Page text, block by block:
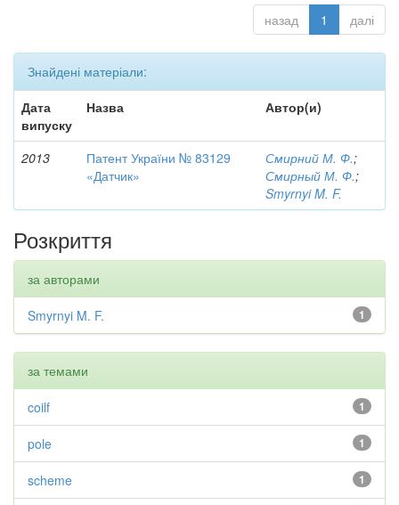
назад 1 далі
Знайдені матеріали:
Дата
випуску
Назва Автор(и)
2013
Патент України № 83129
«Датчик»
Смирний М. Ф.;
Смирный М. Ф.;
Smyrnyi M. F.
Розкриття
за авторами
1
Smyrnyi M. F.
за темами
1
coilf
1
pole
1
scheme